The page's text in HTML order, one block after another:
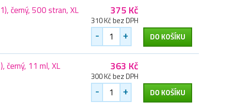
černý, 500 stran, XL 375 Kč
310 Kč bez DPH
- + DO KOŠÍKU
černý, 11 ml, XL 363 Kč
300 Kč bez DPH
- + DO KOŠÍKU